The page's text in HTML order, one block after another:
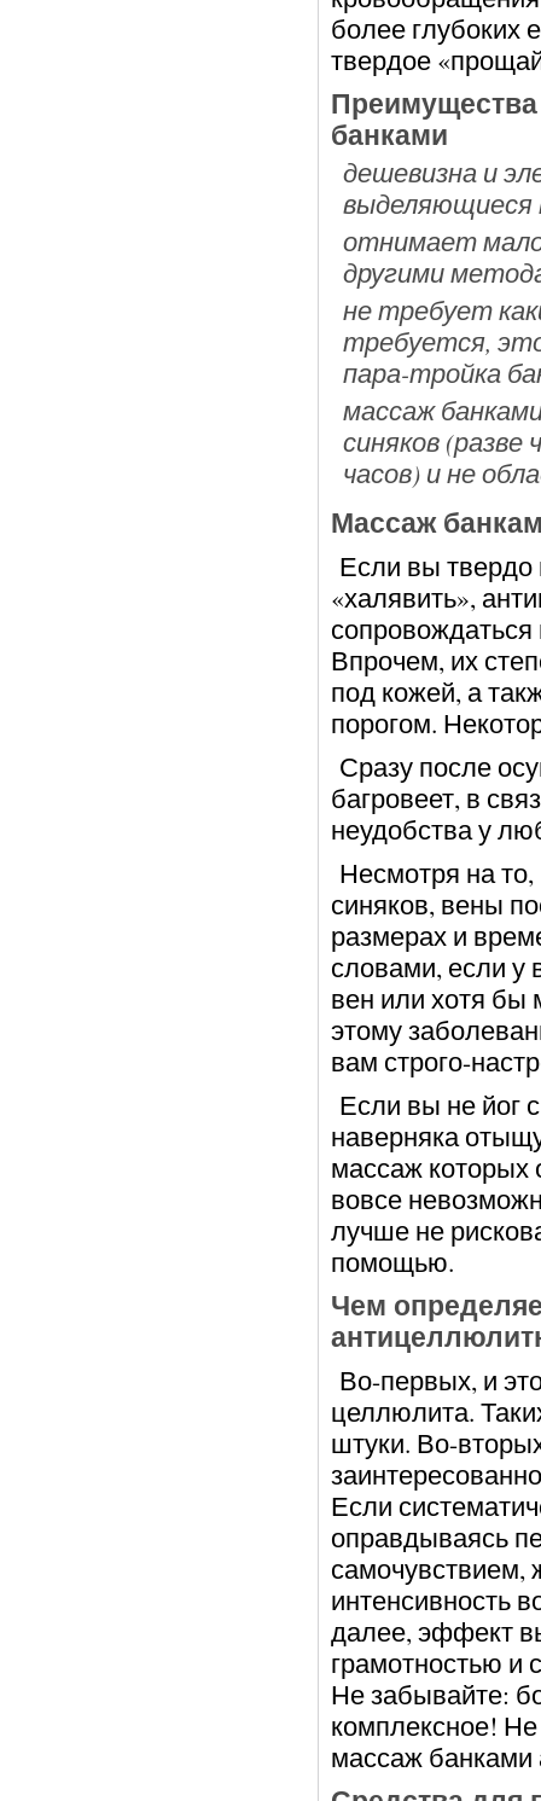
более глубоких
твердое
банками
дешевизна и
выделяющиеся
отнимает
другими
не требует
требуется,
пара-тройка
массаж
синяков
часов) и не
Массаж
Если вы твердо
«халявить»,
Впрочем, их
под кожей, а
порогом.
Сразу после
багровеет, в
неудобства у
Несмотря на
синяков, вены
размерах и
словами, если у
вен или хотя бы
этому
вам строго-
Если вы не йог
наверняка
массаж которых
вовсе
лучше не
помощью.
Чем
Во-первых, и
целлюлита.
штуки. Во-
Если
оправдываясь
интенсивность
далее, эффект
грамотностью и
Не забывайте:
комплексное!
массаж